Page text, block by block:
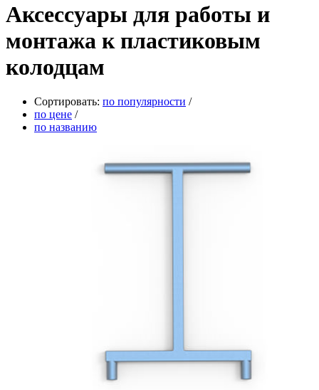
Аксессуары для работы и
монтажа к пластиковым
колодцам
Сортировать: по популярности /
по цене /
по названию